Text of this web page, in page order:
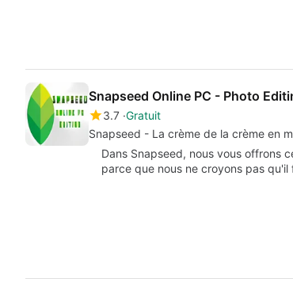
Snapseed Online PC - Photo
3.7 Gratuit
Snapseed - La crème de la crème en
Dans Snapseed, nous vous offrons
parce que nous ne croyons pas qu'il